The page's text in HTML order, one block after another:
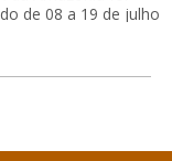
na Amazônia
de 08 a 19 de julho
de São Félix do